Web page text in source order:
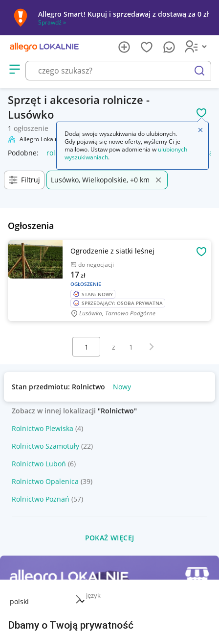
język
Dbamy o Twoją prywatność
Allegro Smart! Kupuj i sprzedawaj z dostawą za 0 zł
Sprawdź »
Otwórz menu z kategoriami
szukaj
Sprzęt i akcesoria rolnicze -
Lusówko
1 ogłoszenie
Allegro Lokalnie Firma i usługi Przemysł Rolnictwo
Podobne: rolnictwo rolnictwo nauki rolnicze rolnictwo
Filtruj Lusówko, Wielkopolskie, +0 km
Ogłoszenia
Ogrodzenie z siatki leśnej
do negocjacji
OGŁOSZENIE
17zł
STAN: NOWY
SPRZEDAJĄCY: OSOBA PRYWATNA
Lusówko, Tarnowo Podgórne
Wybierz stronę:
z 1 Następna strona
Stan przedmiotu: Rolnictwo Nowy
Zobacz w innej lokalizacji "Rolnictwo"
Rolnictwo Plewiska (4)
Rolnictwo Szamotuły (22)
Rolnictwo Luboń (6)
Rolnictwo Opalenica (39)
Rolnictwo Poznań (57)
POKAŻ WIĘCEJ
Dodaj swoje wyszukiwania do ulubionych.
Gdy pojawią się nowe oferty, wyślemy Ci je
mailowo. Ustaw powiadomienia w ulubionych
wyszukiwaniach.